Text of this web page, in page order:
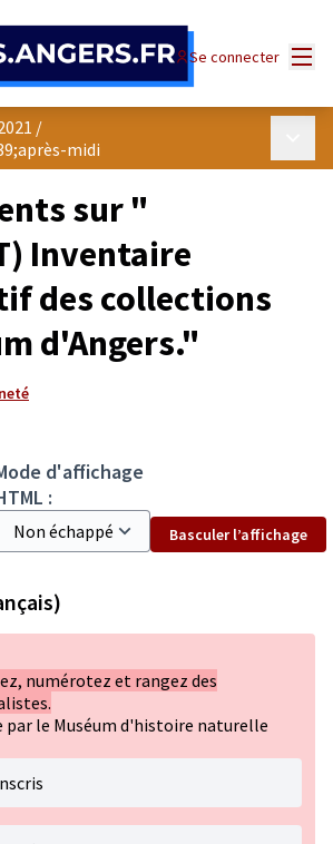
Se connecter
/
midi
sur "
Inventaire
des collections
d'Angers."
d'affichage
:
Basculer l’affichage
numérotez et rangez des
par le Muséum d'histoire naturelle